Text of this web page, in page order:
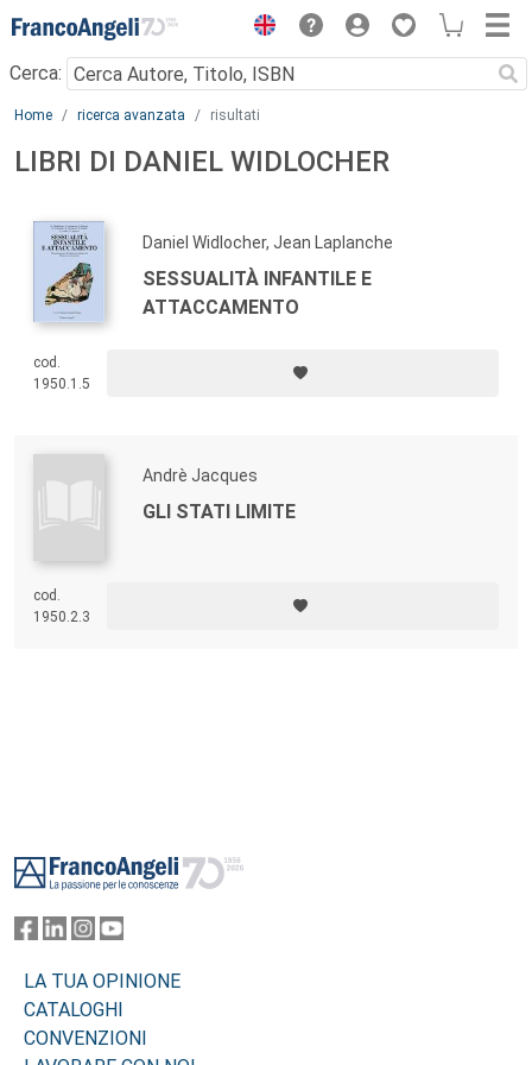
Menu
Cerca:
Main content
Home ricerca avanzata risultati
LIBRI DI DANIEL WIDLOCHER
Daniel Widlocher, Jean Laplanche
SESSUALITÀ INFANTILE E
ATTACCAMENTO
cod.
1950.1.5
Andrè Jacques
GLI STATI LIMITE
cod.
1950.2.3
LA TUA OPINIONE
CATALOGHI
CONVENZIONI